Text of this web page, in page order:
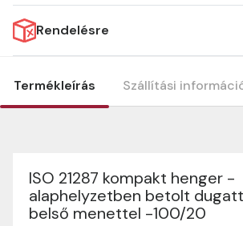
Rendelésre
Termékleírás Szállítási
ISO 21287 kompakt henger -
alaphelyzetben betolt
belső menettel -100/20
Szállítási információk
Nagyon köszönjük, hogy webshopunkat
vásárlásaitokhoz. Az alábbiakban